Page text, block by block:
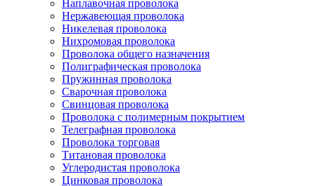
Наплавочная проволока
Нержавеющая проволока
Никелевая проволока
Нихромовая проволока
Проволока общего назначения
Полиграфическая проволока
Пружинная проволока
Сварочная проволока
Свинцовая проволока
Проволока с полимерным покрытием
Телеграфная проволока
Проволока торговая
Титановая проволока
Углеродистая проволока
Цинковая проволока